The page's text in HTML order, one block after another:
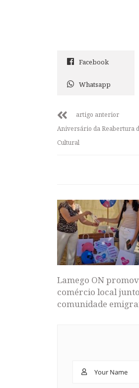
Facebook
Whatsapp
artigo anterior
Aniversário da Reabertura
Cultural
Lamego ON
comércio local
comunidade